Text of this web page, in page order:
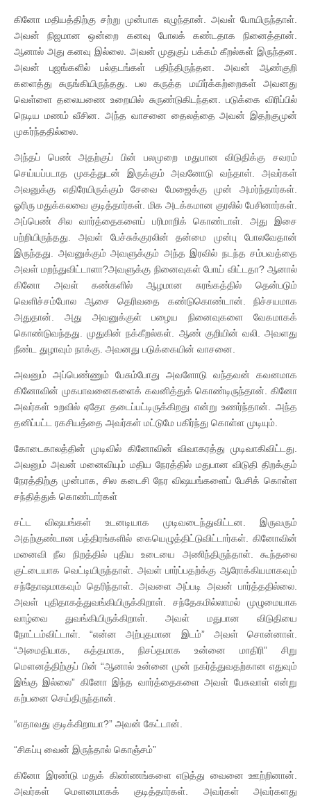
கினோ மதியத்திற்கு சற்று முன்பாக எழுந்தான். அவள் போயிருந்தாள்.
அவன் நிஜமான ஒன்றை கனவு போலக் கண்டதாக நினைத்தான்.
ஆனால் அது கனவு இல்லை. அவன் முதுகுப் பக்கம் கீறல்கள் இருந்தன.
அவன் புஜங்களில் பல்தடங்கள் பதிந்திருந்தன. அவன் ஆண்குறி
களைத்து சுருங்கியிருந்தது. பல கருத்த மயிர்க்கற்றைகள் அவனது
வெள்ளை தலையணை உறையில் சுருண்டுகிடந்தன. படுக்கை விரிப்பில்
நெடிய மணம் வீசின. அந்த வாசனை தைலத்தை அவன் இதற்குமுன்
முகர்ந்ததில்லை.
அந்தப் பெண் அதற்குப் பின் பலமுறை மதுபான விடுதிக்கு சவரம்
செய்யப்படாத முகத்துடன் இருக்கும் அவனோடு வந்தாள். அவர்கள்
அவனுக்கு எதிரேயிருக்கும் சேவை மேஜைக்கு முன் அமர்ந்தார்கள்.
ஓரிரு மதுக்கலவை குடித்தார்கள். மிக அடக்கமான குரலில் பேசினார்கள்.
அப்பெண் சில வார்த்தைகளைப் பரிமாறிக் கொண்டாள். அது இசை
பற்றியிருந்தது. அவள் பேச்சுக்குரலின் தன்மை முன்பு போலவேதான்
இருந்தது. அவனுக்கும் அவளுக்கும் அந்த இரவில் நடந்த சம்பவத்தை
அவள் மறந்துவிட்டாளா?அவளுக்கு நினைவுகள் போய் விட்டதா? ஆனால்
கினோ அவள் கண்களில் ஆழமான சுரங்கத்தில் தென்படும்
வெளிச்சம்போல ஆசை தெரிவதை கண்டுகொண்டான். நிச்சயமாக
அதுதான். அது அவனுக்குள் பழைய நினைவுகளை வேகமாகக்
கொண்டுவந்தது. முதுகின் நக்கீறல்கள். ஆண் குறியின் வலி. அவளது
நீண்ட துழாவும் நாக்கு. அவனது படுக்கையின் வாசனை.
அவனும் அப்பெண்ணும் பேசும்போது அவளோடு வந்தவன் கவனமாக
கினோவின் முகபாவனைகளைக் கவனித்துக் கொண்டிருந்தான். கினோ
அவர்கள் உறவில் ஏதோ தடைப்பட்டிருக்கிறது என்று உணர்ந்தான். அந்த
தனிப்பட்ட ரகசியத்தை அவர்கள் மட்டுமே பகிர்ந்து கொள்ள முடியும்.
கோடைகாலத்தின் முடிவில் கினோவின் விவாகரத்து முடிவாகிவிட்டது.
அவனும் அவன் மனைவியும் மதிய நேரத்தில் மதுபான விடுதி திறக்கும்
நேரத்திற்கு முன்பாக, சில கடைசி நேர விஷயங்களைப் பேசிக் கொள்ள
சந்தித்துக் கொண்டார்கள்
சட்ட விஷயங்கள் உடனடியாக முடிவடைந்துவிட்டன. இருவரும்
அதற்குண்டான பத்திரங்களில் கையெழுத்திட்டுவிட்டார்கள். கினோவின்
மனைவி நீல நிறத்தில் புதிய உடையை அணிந்திருந்தாள். கூந்தலை
குட்டையாக வெட்டியிருந்தாள். அவள் பார்ப்பதற்க்கு ஆரோக்கியமாகவும்
சந்தோஷமாகவும் தெரிந்தாள். அவளை அப்படி அவன் பார்த்ததில்லை.
அவள் புதிதாகத்துவங்கியிருக்கிறாள். சந்தேகமில்லாமல் முழுமையாக
வாழ்வை துவங்கியிருக்கிறாள். அவள் மதுபான விடுதியை
நோட்டம்விட்டாள். “என்ன அற்புதமான இடம்” அவள் சொன்னாள்.
“அமைதியாக, சுத்தமாக, நிசப்தமாக உன்னை மாதிரி” சிறு
மௌனத்திற்குப் பின் “ஆனால் உன்னை முன் நகர்த்துவதற்கான எதுவும்
இங்கு இல்லை” கினோ இந்த வார்த்தைகளை அவள் பேசுவாள் என்று
கற்பனை செய்திருந்தான்.
“எதாவது குடிக்கிறாயா?” அவன் கேட்டான்.
“சிகப்பு வைன் இருந்தால் கொஞ்சம்”
கினோ இரண்டு மதுக் கிண்ணங்களை எடுத்து வைனை ஊற்றினான்.
அவர்கள் மௌனமாகக் குடித்தார்கள். அவர்கள் அவர்களது